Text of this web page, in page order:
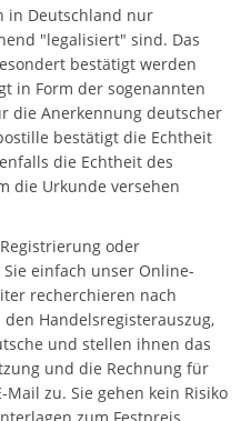
in Deutschland nur
"legalisiert" sind. Das
bestätigt werden
in Form der sogenannten
die Anerkennung deutscher
bestätigt die Echtheit
die Echtheit des
die Urkunde versehen
oder
einfach unser Online-
recherchieren nach
Handelsregisterauszug,
und stellen ihnen das
und die Rechnung für
zu. Sie gehen kein Risiko